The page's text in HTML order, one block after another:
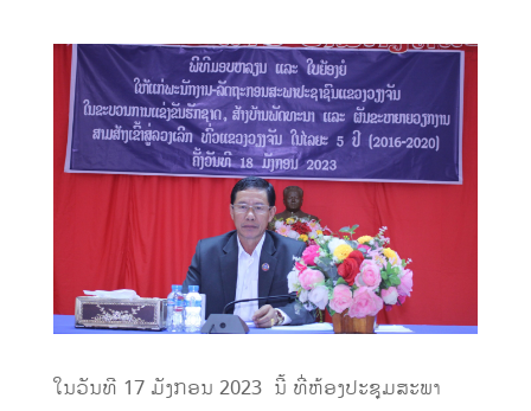
ໃນວັນທີ 17 ມັງກອນ 2023 ນີ້ ທີ່ຫ້ອງປະຊຸມສະພາ